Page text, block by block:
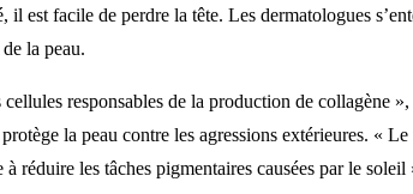
est facile de perdre la tête. Les dermatologues
la peau.
responsables de la production de collagène
la peau contre les agressions extérieures. «
réduire les tâches pigmentaires causées par le